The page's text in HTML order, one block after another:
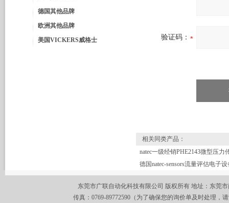
德国其他品牌
欧洲其他品牌
美国VICKERS威格士
验证码：
相关同类产品：
natec一级经销PHE2143微型压力
东莞市广联自动化科技有限公司 版权所有 地址：东莞
传真：0769-89772590（为了确保您的询价单及时处理，